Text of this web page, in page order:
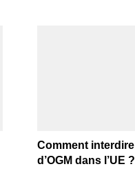
Comment
d’OGM dans l’UE